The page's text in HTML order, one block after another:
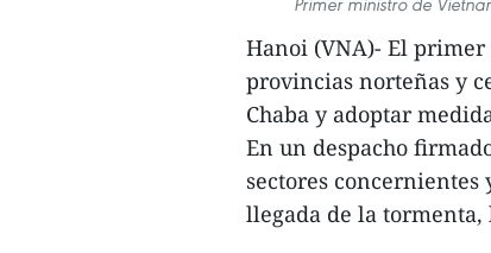
Hanoi (VNA)- El
provincias norteñas y
Chaba y adoptar
En un despacho
sectores
llegada de la